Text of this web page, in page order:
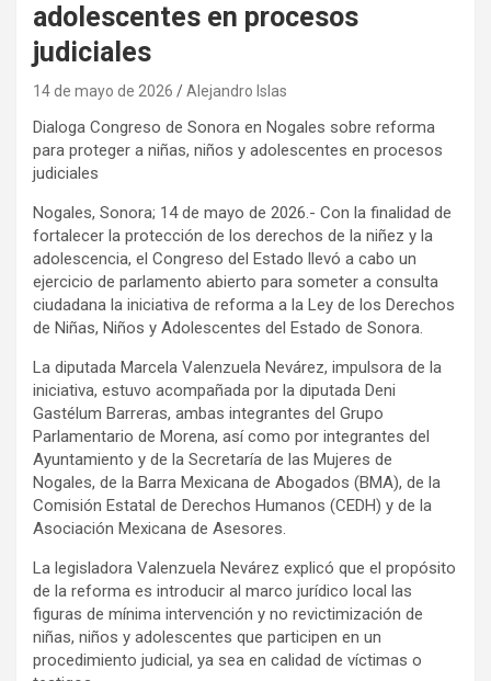
adolescentes en procesos
judiciales
14 de mayo de 2026 Alejandro Islas
Dialoga Congreso de Sonora en Nogales sobre reforma
para proteger a niñas, niños y adolescentes en procesos
judiciales
Nogales, Sonora; 14 de mayo de 2026.- Con la finalidad de
fortalecer la protección de los derechos de la niñez y la
adolescencia, el Congreso del Estado llevó a cabo un
ejercicio de parlamento abierto para someter a consulta
ciudadana la iniciativa de reforma a la Ley de los Derechos
de Niñas, Niños y Adolescentes del Estado de Sonora.
La diputada Marcela Valenzuela Nevárez, impulsora de la
iniciativa, estuvo acompañada por la diputada Deni
Gastélum Barreras, ambas integrantes del Grupo
Parlamentario de Morena, así como por integrantes del
Ayuntamiento y de la Secretaría de las Mujeres de
Nogales, de la Barra Mexicana de Abogados (BMA), de la
Comisión Estatal de Derechos Humanos (CEDH) y de la
Asociación Mexicana de Asesores.
La legisladora Valenzuela Nevárez explicó que el propósito
de la reforma es introducir al marco jurídico local las
figuras de mínima intervención y no revictimización de
niñas, niños y adolescentes que participen en un
procedimiento judicial, ya sea en calidad de víctimas o